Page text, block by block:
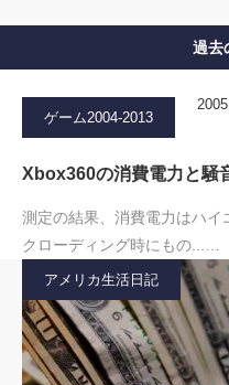
過去
ゲーム2004-2013
Xbox360の消費電力と騒
測定の結果、消費電力はハイ
クローディング時にもの...…
アメリカ生活日記